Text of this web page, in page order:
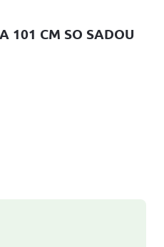
101 CM SO SADOU